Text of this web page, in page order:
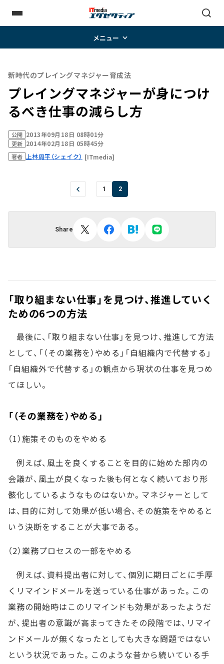
メニュー
新時代のプレイングマネジャー育成法
プレイングマネジャーが身につけ
るべき仕事の減らし方
公開 2013年09月18日 08時01分
更新 2014年02月18日 05時45分
著者 上林周平（シェイク） [ITmedia]
1 2
Share
「取り組まない仕事」を見つけ、推進していく
ための6つの方法
最後に、「取り組まない仕事」を見つけ、推進して方法
として、「（その業務を）やめる」「自組織内で代替する」
「自組織外で代替する」の観点から現状の仕事を見つめ
てほしい。
「（その業務を）やめる」
（1）施策そのものをやめる
例えば、風土を良くすることを目的に始めた部内の
会議が、風土が良くなった後も何となく続いており形
骸化しているようなものはないか。マネジャーとして
は、目的に対して効果が低い場合、その施策をやめると
いう決断をすることが大事である。
（2）業務プロセスの一部をやめる
例えば、資料提出者に対して、個別に期日ごとに手厚
くリマインドメールを送っている仕事があった。この
業務の開始時はこのリマインドも効果があったようだ
が、提出者の意識が高まってきたその段階では、リマイ
ンドメールが無くなったとしても大きな問題ではない
という状況であった。このような昔から続いている手